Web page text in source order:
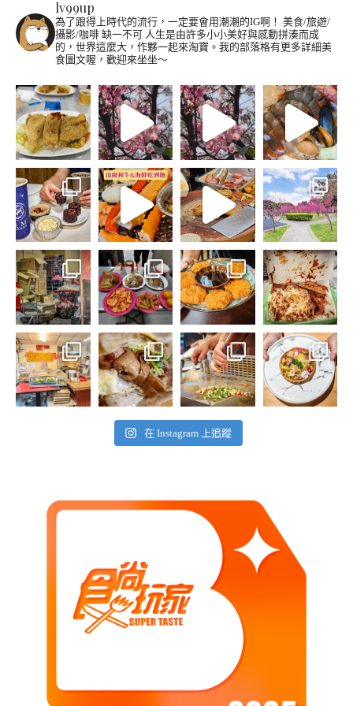
lv99up
為了跟得上時代的流行，一定要會用潮潮的IG啊！ 美食/旅遊/
攝影/咖啡 缺一不可 人生是由許多小小美好與感動拼湊而成
的，世界這麼大，作夥一起來淘寶。我的部落格有更多詳細美
食圖文喔，歡迎來坐坐～
在 Instagram 上追蹤